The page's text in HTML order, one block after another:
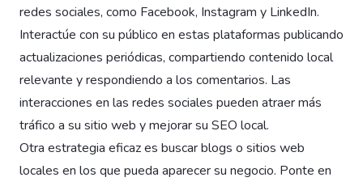
redes sociales, como Facebook, Instagram y LinkedIn.
Interactúe con su público en estas plataformas publicando
actualizaciones periódicas, compartiendo contenido local
relevante y respondiendo a los comentarios. Las
interacciones en las redes sociales pueden atraer más
tráfico a su sitio web y mejorar su SEO local.
Otra estrategia eficaz es buscar blogs o sitios web
locales en los que pueda aparecer su negocio. Ponte en